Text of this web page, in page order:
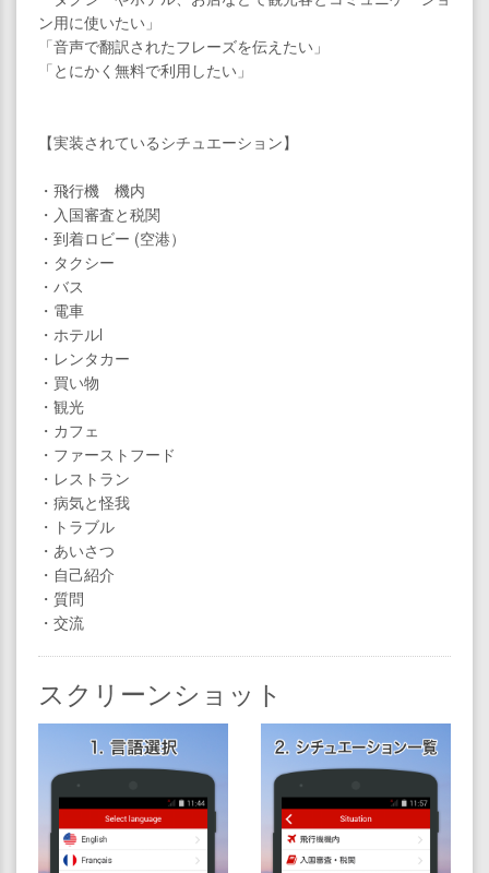
ン用に使いたい」
「音声で翻訳されたフレーズを伝えたい」
「とにかく無料で利用したい」
【実装されているシチュエーション】
・飛行機 機内
・入国審査と税関
・到着ロビー (空港）
・タクシー
・バス
・電車
・ホテルl
・レンタカー
・買い物
・観光
・カフェ
・ファーストフード
・レストラン
・病気と怪我
・トラブル
・あいさつ
・自己紹介
・質問
・交流
スクリーンショット